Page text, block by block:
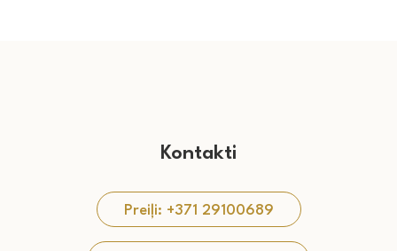
Kontakti
Preiļi: +371 29100689